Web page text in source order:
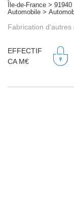
Île-de-France >
Automobile >
Fabrication
EFFECTIF
CA M€